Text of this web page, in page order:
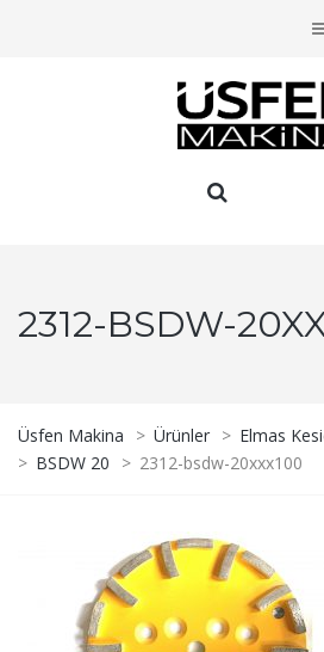
2312-BSDW-
Üsfen Makina > Ürünler > Elmas
> BSDW 20 > 2312-bsdw-20xxx100